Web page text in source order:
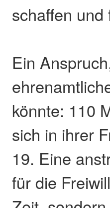
schaffen und
Ein
könnte: 110
sich in ihrer
19. Eine
für die